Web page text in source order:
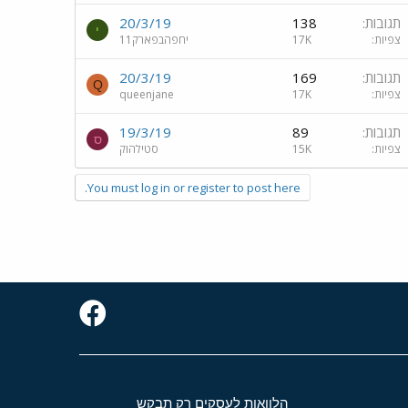
תגובות 138
צפיות 17K
20/3/19
יחפהבפארק11
י
תגובות 169
צפיות 17K
20/3/19
queenjane
Q
תגובות 89
צפיות 15K
19/3/19
סטילהוק
ס
You must log in or register to post here.
הלוואות לעסקים רק תבקש